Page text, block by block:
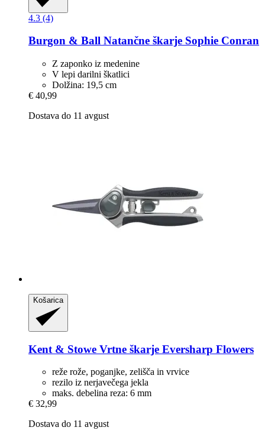
4.3 (4)
Burgon & Ball Natančne škarje Sophie Conran
Z zaponko iz medenine
V lepi darilni škatlici
Dolžina: 19,5 cm
€ 40,99
Dostava do 11 avgust
Košarica
Kent & Stowe Vrtne škarje Eversharp Flowers
reže rože, poganjke, zelišča in vrvice
rezilo iz nerjavečega jekla
maks. debelina reza: 6 mm
€ 32,99
Dostava do 11 avgust